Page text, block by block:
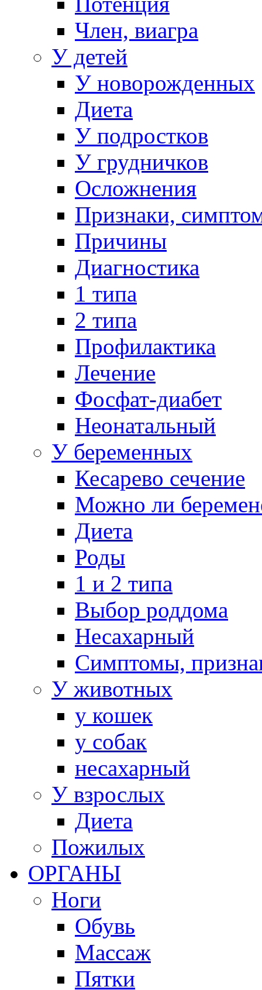
Член, виагра
У детей
У новорожденных
Диета
У подростков
У грудничков
Осложнения
Признаки,
Причины
Диагностика
1 типа
2 типа
Профилактика
Лечение
Фосфат-диабет
Неонатальный
У беременных
Кесарево сечение
Можно ли
Диета
Роды
1 и 2 типа
Выбор роддома
Несахарный
Симптомы,
У животных
у кошек
у собак
несахарный
У взрослых
Диета
Пожилых
ОРГАНЫ
Ноги
Обувь
Массаж
Пятки